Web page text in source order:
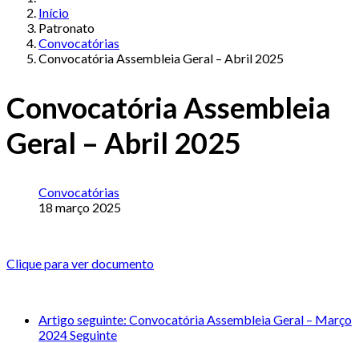
Início
Patronato
Convocatórias
Convocatória Assembleia Geral – Abril 2025
Convocatória Assembleia
Geral – Abril 2025
Convocatórias
18 março 2025
Clique para ver documento
Artigo seguinte: Convocatória Assembleia Geral – Março
2024Seguinte